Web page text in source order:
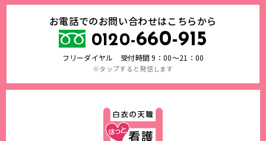
お電話でのお問い合わせはこちらから
0120-660-915
フリーダイヤル 受付時間 9：00～21：00
※タップすると発信します